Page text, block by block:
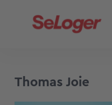
Thomas Joie